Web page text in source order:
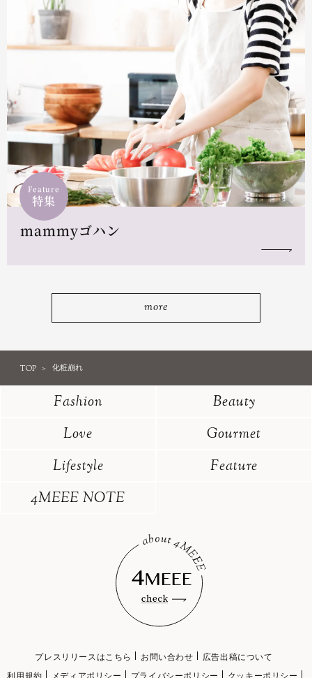
Feature
特集
mammyゴハン
more
TOP 化粧崩れ
Fashion
Beauty
Love
Gourmet
Lifestyle
Feature
4MEEE NOTE
プレスリリースはこちら お問い合わせ
広告出稿について
利用規約
メディアポリシー プライバシーポリシー クッキーポリシー